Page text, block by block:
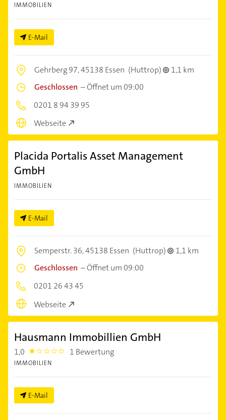
IMMOBILIEN
E-Mail
Gehrberg 97,45138 Essen (Huttrop)
1,1 km
Geschlossen –Öffnet um 09:00
0201 8 94 39 95
Webseite
Placida Portalis Asset Management
GmbH
IMMOBILIEN
E-Mail
Semperstr. 36,45138 Essen (Huttrop)
1,1 km
Geschlossen –Öffnet um 09:00
0201 26 43 45
Webseite
Hausmann Immobillien GmbH
1,0 1.0 1 Bewertung
IMMOBILIEN
E-Mail